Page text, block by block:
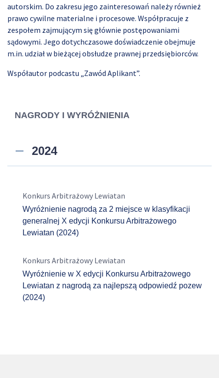
autorskim. Do zakresu jego zainteresowań należy również
prawo cywilne materialne i procesowe. Współpracuje z
zespołem zajmującym się głównie postępowaniami
sądowymi. Jego dotychczasowe doświadczenie obejmuje
m.in. udział w bieżącej obsłudze prawnej przedsiębiorców.
Współautor podcastu „Zawód Aplikant”.
NAGRODY I WYRÓŻNIENIA
2024
Konkurs Arbitrażowy Lewiatan
Wyróżnienie nagrodą za 2 miejsce w klasyfikacji
generalnej X edycji Konkursu Arbitrażowego
Lewiatan (2024)
Konkurs Arbitrażowy Lewiatan
Wyróżnienie w X edycji Konkursu Arbitrażowego
Lewiatan z nagrodą za najlepszą odpowiedź pozew
(2024)